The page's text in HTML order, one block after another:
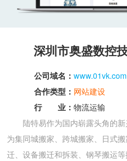
深圳市奥盛数控
公司域名： www.01vk.com
合作类型： 网站建设
行 业： 物流运输
陆特易作为国内崭露头角的
为集同城搬家、跨城搬家、日式
迁、设备搬迁和拆装、钢琴搬运